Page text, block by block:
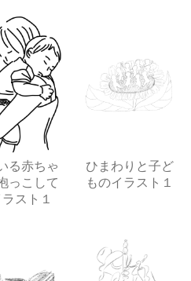
る赤ちゃ
っこして
スト１
ひまわりと子ど
ものイラスト１